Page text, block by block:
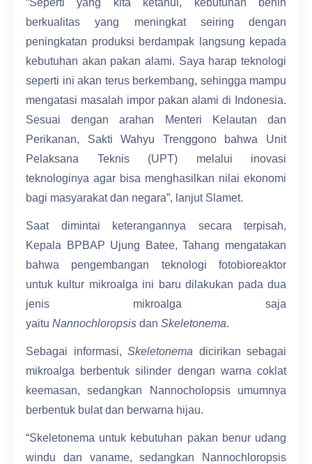
“Seperti yang kita ketahui, kebutuhan benih
berkualitas yang meningkat seiring dengan
peningkatan produksi berdampak langsung kepada
kebutuhan akan pakan alami. Saya harap teknologi
seperti ini akan terus berkembang, sehingga mampu
mengatasi masalah impor pakan alami di Indonesia.
Sesuai dengan arahan Menteri Kelautan dan
Perikanan, Sakti Wahyu Trenggono bahwa Unit
Pelaksana Teknis (UPT) melalui inovasi
teknologinya agar bisa menghasilkan nilai ekonomi
bagi masyarakat dan negara”, lanjut Slamet.
Saat dimintai keterangannya secara terpisah,
Kepala BPBAP Ujung Batee, Tahang mengatakan
bahwa pengembangan teknologi fotobioreaktor
untuk kultur mikroalga ini baru dilakukan pada dua
jenis mikroalga saja
yaitu Nannochloropsis dan Skeletonema.
Sebagai informasi, Skeletonema dicirikan sebagai
mikroalga berbentuk silinder dengan warna coklat
keemasan, sedangkan Nannocholopsis umumnya
berbentuk bulat dan berwarna hijau.
“Skeletonema untuk kebutuhan pakan benur udang
windu dan vaname, sedangkan Nannochloropsis